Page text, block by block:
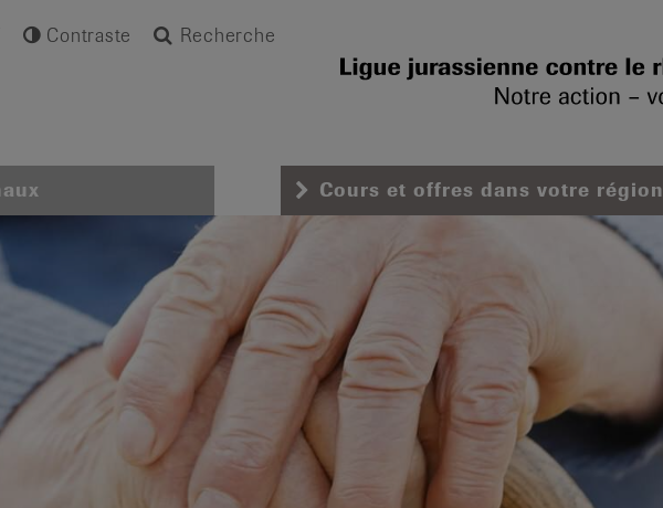
Contraste Recherche
Cours et offres dans votre région